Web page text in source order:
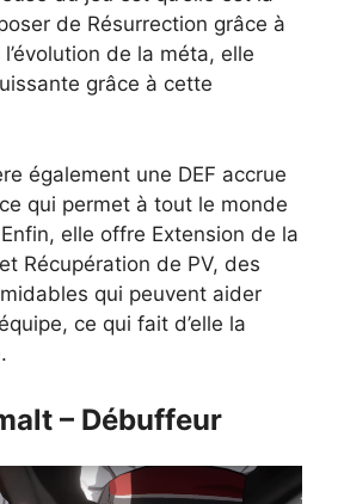
de Résurrection grâce à
de la méta, elle
grâce à cette
également une DEF accrue
qui permet à tout le monde
elle offre Extension de la
Récupération de PV, des
qui peuvent aider
ce qui fait d’elle la
– Débuffeur